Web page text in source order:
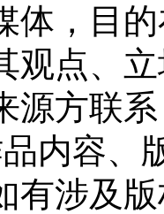
体，目
观点、
源方联
内容、
有涉及